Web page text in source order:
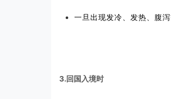
一旦出现发冷、发热、腹
3.回国入境时